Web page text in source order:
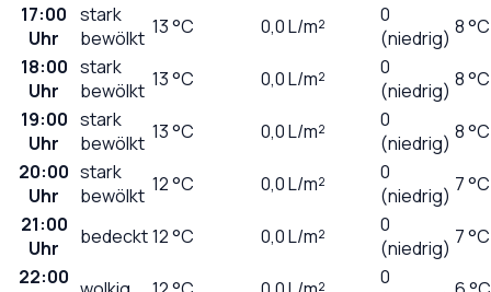
17:00
Uhr
stark
bewölkt 13°C 0,0L/m²
0
(niedrig) 8 °C
18:00
Uhr
stark
bewölkt 13°C 0,0L/m²
0
(niedrig) 8 °C
19:00
Uhr
stark
bewölkt 13°C 0,0L/m²
0
(niedrig) 8 °C
20:00
Uhr
stark
bewölkt 12°C 0,0L/m²
0
(niedrig) 7 °C
21:00
Uhr
bedeckt12°C 0,0L/m²
0
(niedrig) 7 °C
22:00
0